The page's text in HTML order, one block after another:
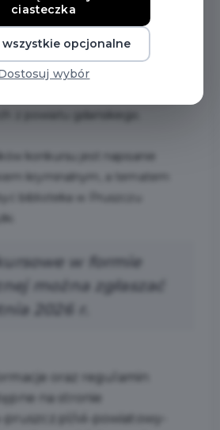
Gdańskim organizują
literacki.
do uczniów szkół
konkursu jest napisanie
kryminalnym, a tematem
biblioteka w Pruszczu
w formie
można zgłaszać
2026 r.
oraz regulamin
na stronie
vii-powiatowy-
ciasteczka
wszystkie opcjonalne
wybór